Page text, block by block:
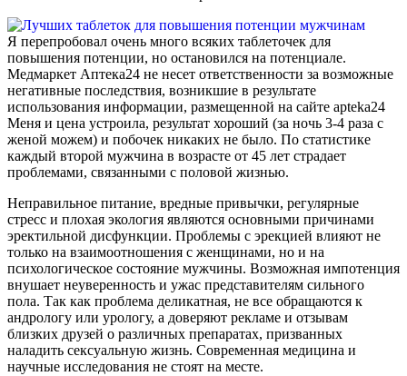
Я перепробовал очень много всяких таблеточек для
повышения потенции, но остановился на потенциале.
Медмаркет Аптека24 не несет ответственности за возможные
негативные последствия, возникшие в результате
использования информации, размещенной на сайте apteka24
Меня и цена устроила, результат хороший (за ночь 3-4 раза с
женой можем) и побочек никаких не было. По статистике
каждый второй мужчина в возрасте от 45 лет страдает
проблемами, связанными с половой жизнью.
Неправильное питание, вредные привычки, регулярные
стресс и плохая экология являются основными причинами
эректильной дисфункции. Проблемы с эрекцией влияют не
только на взаимоотношения с женщинами, но и на
психологическое состояние мужчины. Возможная импотенция
внушает неуверенность и ужас представителям сильного
пола. Так как проблема деликатная, не все обращаются к
андрологу или урологу, а доверяют рекламе и отзывам
близких друзей о различных препаратах, призванных
наладить сексуальную жизнь. Современная медицина и
научные исследования не стоят на месте.